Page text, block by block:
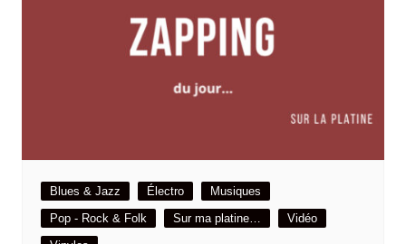
Blues & Jazz Électro
Musiques
Pop - Rock & Folk
Sur ma platine…
Vidéo